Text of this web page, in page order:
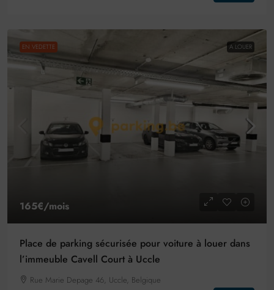
EN VEDETTE A LOUER
165€/mois
Place de parking sécurisée pour voiture à louer dans
l’immeuble Cavell Court à Uccle
Rue Marie Depage 46, Uccle, Belgique